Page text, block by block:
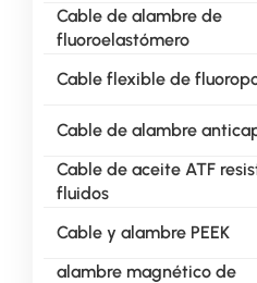
Cable de alambre de
fluoroelastómero
Cable flexible de
Cable de alambre
Cable de aceite ATF
fluidos
Cable y alambre PEEK
alambre magnético de